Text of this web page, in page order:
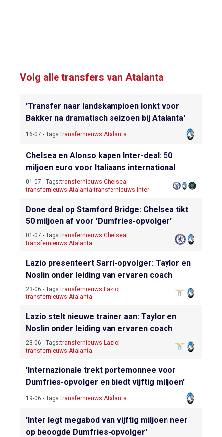
Volg alle transfers van Atalanta
'Transfer naar landskampioen lonkt voor
Bakker na dramatisch seizoen bij Atalanta'
16-07 - Tags:transfernieuws Atalanta
Chelsea en Alonso kapen Inter-deal: 50
miljoen euro voor Italiaans international
01-07 - Tags:transfernieuws Chelsea|
transfernieuws Atalanta|transfernieuws Inter
Done deal op Stamford Bridge: Chelsea tikt
50 miljoen af voor 'Dumfries-opvolger'
01-07 - Tags:transfernieuws Chelsea|
transfernieuws Atalanta
Lazio presenteert Sarri-opvolger: Taylor en
Noslin onder leiding van ervaren coach
23-06 - Tags:transfernieuws Lazio|
transfernieuws Atalanta
Lazio stelt nieuwe trainer aan: Taylor en
Noslin onder leiding van ervaren coach
23-06 - Tags:transfernieuws Lazio|
transfernieuws Atalanta
'Internazionale trekt portemonnee voor
Dumfries-opvolger en biedt vijftig miljoen'
19-06 - Tags:transfernieuws Atalanta
'Inter legt megabod van vijftig miljoen neer
op beoogde Dumfries-opvolger'